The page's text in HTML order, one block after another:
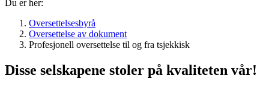
Du er her:
Oversettelsesbyrå
Oversettelse av dokument
Profesjonell oversettelse til og fra tsjekkisk
Disse selskapene stoler på kvaliteten vår!